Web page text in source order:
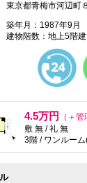
東京都青梅市河辺町
築年月：1987年9月
建物階数：地上5階
4.5万円
（＋
敷 無 / 礼 無
3階 / ワンルー